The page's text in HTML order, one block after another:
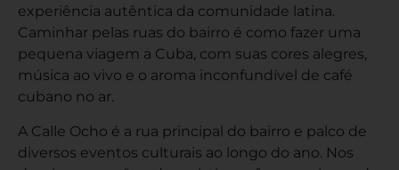
experiência autêntica da comunidade latina.
Caminhar pelas ruas do bairro é como fazer uma
pequena viagem a Cuba, com suas cores alegres,
música ao vivo e o aroma inconfundível de café
cubano no ar.
A Calle Ocho é a rua principal do bairro e palco de
diversos eventos culturais ao longo do ano. Nos